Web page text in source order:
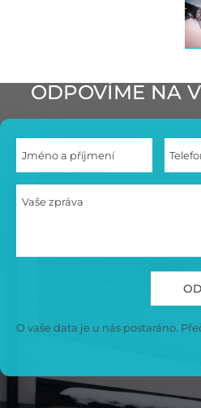
ODPOVÍME NA
Jméno a příjmení
Vaše zpráva
O vaše data je u nás postaráno.